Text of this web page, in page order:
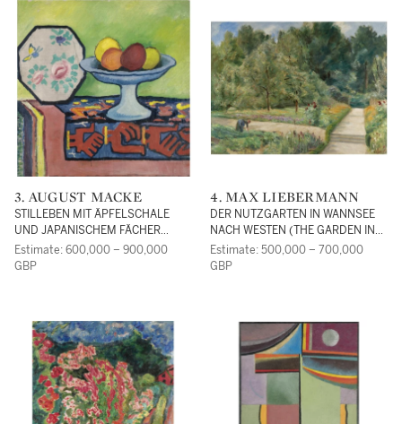
3. AUGUST MACKE
STILLEBEN MIT ÄPFELSCHALE
UND JAPANISCHEM FÄCHER
(STILL-LIFE WITH BOWL OF
APPLES AND JAPANESE FAN)
Estimate: 600,000 – 900,000
GBP
4. MAX LIEBERMANN
DER NUTZGARTEN IN WANNSEE
NACH WESTEN (THE GARDEN IN
WANNSEE TO THE WEST)
Estimate: 500,000 – 700,000
GBP